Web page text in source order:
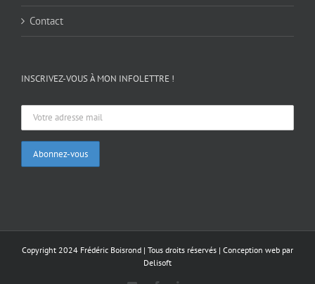
Contact
INSCRIVEZ-VOUS À MON INFOLETTRE !
Copyright 2024 Frédéric Boisrond | Tous droits réservés | Conception web par
Delisoft